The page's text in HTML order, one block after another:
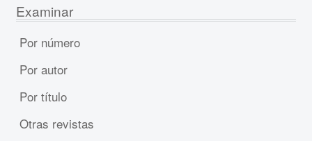
Examinar
Por número
Por autor
Por título
Otras revistas